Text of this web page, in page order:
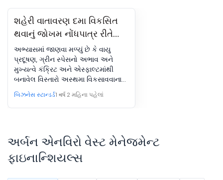
શહેરી વાતાવરણ દમા વિકસિત
થવાનું જોખમ નોંધપાત્ર રીતે
વધારે છે: અભ્યાસ
અભ્યાસમાં જાણવા મળ્યું છે કે વાયુ
પ્રદૂષણ, ગ્રીન સ્પેસનો અભાવ અને
મુખ્યત્વે કંક્રિટ અને એસ્ફાલ્ટમાંથી
બનાવેલ વિસ્તારો અસ્થમા વિકસાવવાના
નોંધપાત્ર વધુ જોખમ સાથે જોડાયેલા છે
બિઝનેસ સ્ટાન્ડર્ડ1 વર્ષ 2 મહિના પહેલાં
અર્બન એનવિરો વેસ્ટ મેનેજમેન્ટ
ફાઇનાન્શિયલ્સ